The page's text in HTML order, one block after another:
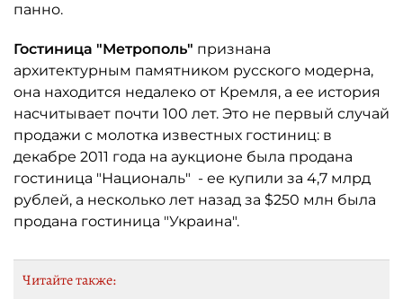
панно.
Гостиница "Метрополь" признана
архитектурным памятником русского модерна,
она находится недалеко от Кремля, а ее история
насчитывает почти 100 лет. Это не первый случай
продажи с молотка известных гостиниц: в
декабре 2011 года на аукционе была продана
гостиница "Националь" - ее купили за 4,7 млрд
рублей, а несколько лет назад за $250 млн была
продана гостиница "Украина".
Читайте также: